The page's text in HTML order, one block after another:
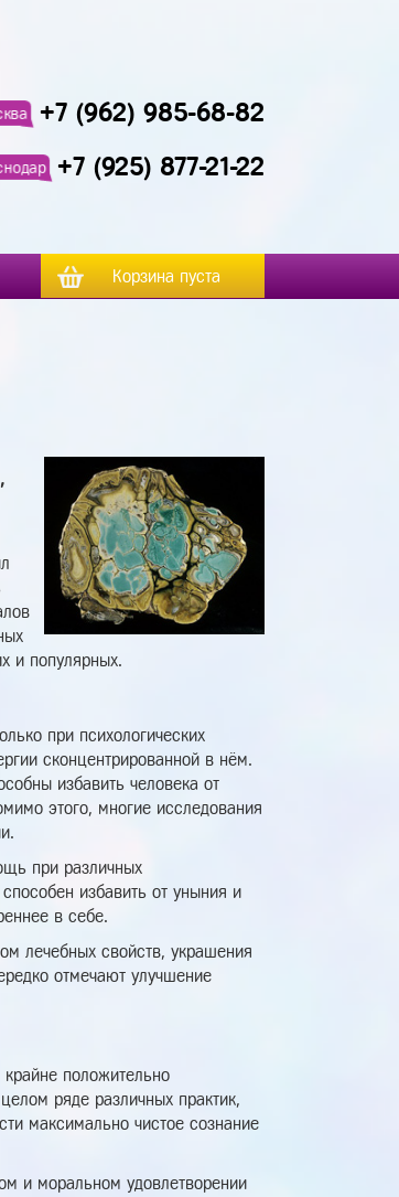
+7 (962) 985-68-82
+7 (925) 877-21-22
Корзина пуста
и популярных.
при психологических
сконцентрированной в нём.
избавить человека от
этого, многие исследования
при различных
избавить от уныния и
в себе.
лечебных свойств, украшения
отмечают улучшение
положительно
ряде различных практик,
максимально чистое сознание
и моральном удовлетворении